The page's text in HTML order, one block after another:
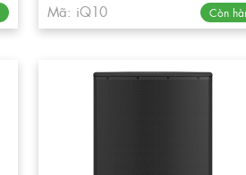
Mã: iQ10
Còn